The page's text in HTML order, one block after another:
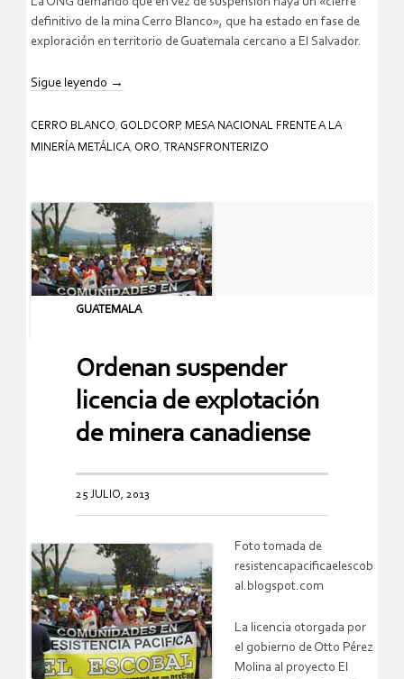
definitivo de la mina Cerro Blanco», que ha estado en fase de
exploración en territorio de Guatemala cercano a El Salvador.
Sigue leyendo →
CERRO BLANCO, GOLDCORP, MESA NACIONAL FRENTE A LA
MINERÍA METÁLICA, ORO, TRANSFRONTERIZO
GUATEMALA
Ordenan suspender
licencia de explotación
de minera canadiense
25 JULIO, 2013
Foto tomada de
resistencapacificaelescob
al.blogspot.com
La licencia otorgada por
el gobierno de Otto Pérez
Molina al proyecto El